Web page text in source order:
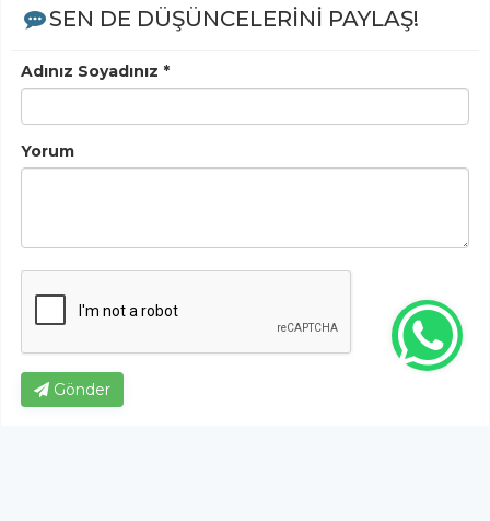
SEN DE DÜŞÜNCELERİNİ PAYLAŞ!
Adınız Soyadınız *
Yorum
Gönder